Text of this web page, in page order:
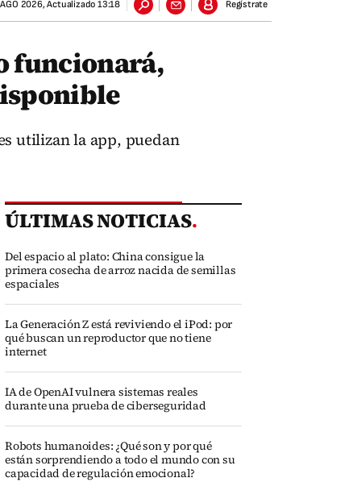
2026,Actualizado 13:18 Regístrate
funcionará,
utilizan la app, puedan
ÚLTIMAS NOTICIAS.
Del espacio al plato: China consigue la
primera cosecha de arroz nacida de semillas
espaciales
La Generación Z está reviviendo el iPod: por
qué buscan un reproductor que no tiene
internet
IA de OpenAI vulnera sistemas reales
durante una prueba de ciberseguridad
Robots humanoides: ¿Qué son y por qué
están sorprendiendo a todo el mundo con su
capacidad de regulación emocional?